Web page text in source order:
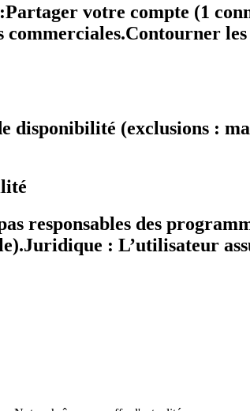
votre compte (1
commerciales.Contourner
disponibilité (exclusions :
responsables des
: L’utilisateur